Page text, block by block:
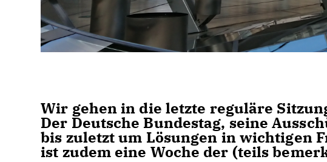
Wir gehen in die letzte reguläre
Der Deutsche Bundestag, seine
bis zuletzt um Lösungen in wichtigen
ist zudem eine Woche der (teils